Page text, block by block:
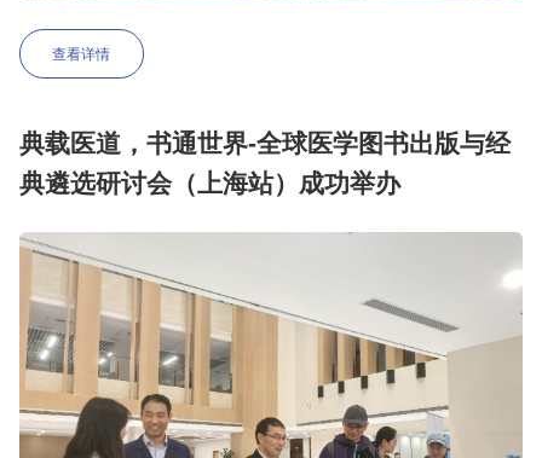
查看详情
典载医道，书通世界-全球医学图书出版与经
典遴选研讨会（上海站）成功举办